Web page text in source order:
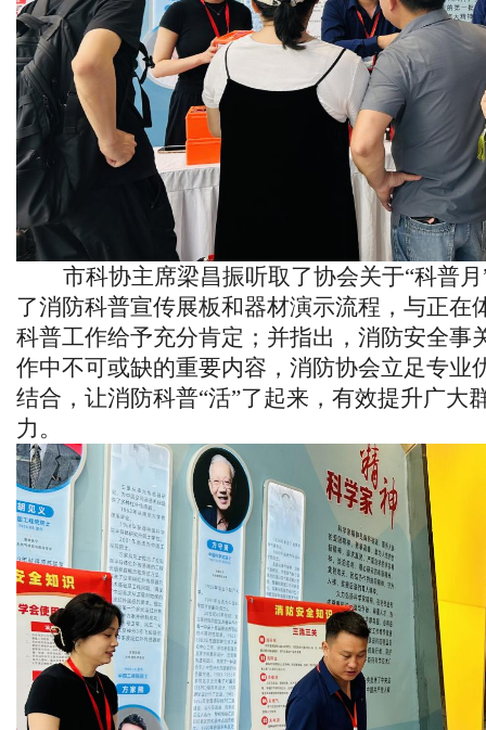
市科协主席梁昌振听取了协会关于“科普
了消防科普宣传展板和器材演示流程，与正在
科普工作给予充分肯定；并指出，消防安全事
作中不可或缺的重要内容，消防协会立足专业
结合，让消防科普“活”了起来，有效提升广大
力。